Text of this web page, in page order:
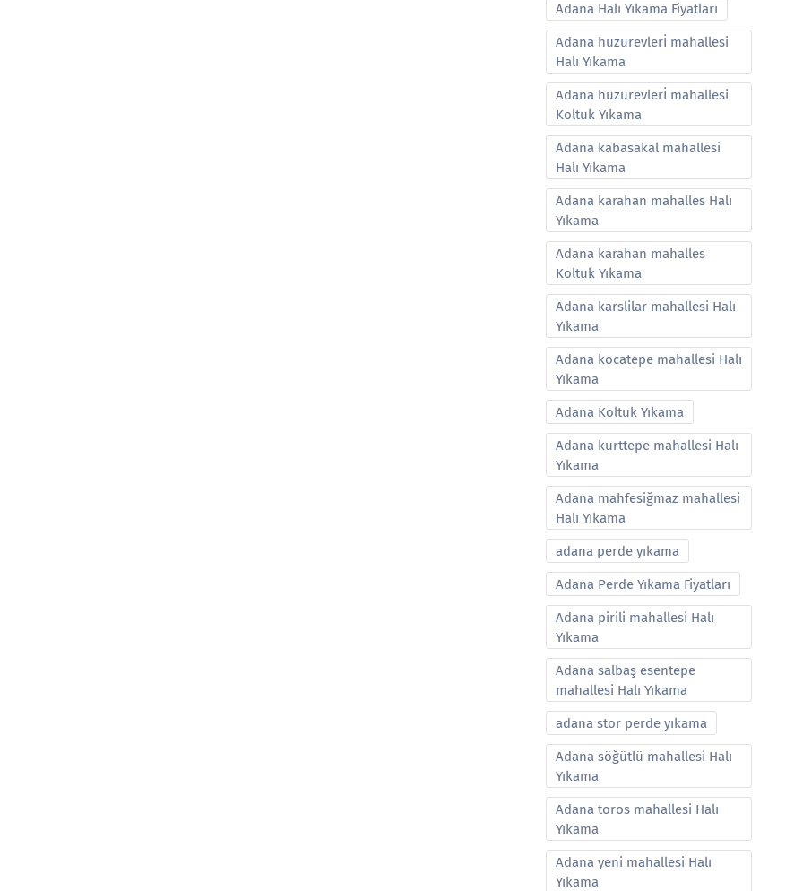
Adana Halı Yıkama Fiyatları
Adana huzurevlerİ mahallesi
Halı Yıkama
Adana huzurevlerİ mahallesi
Koltuk Yıkama
Adana kabasakal mahallesi
Halı Yıkama
Adana karahan mahalles Halı
Yıkama
Adana karahan mahalles
Koltuk Yıkama
Adana karslilar mahallesi Halı
Yıkama
Adana kocatepe mahallesi Halı
Yıkama
Adana Koltuk Yıkama
Adana kurttepe mahallesi Halı
Yıkama
Adana mahfesiğmaz mahallesi
Halı Yıkama
adana perde yıkama
Adana Perde Yıkama Fiyatları
Adana pirili mahallesi Halı
Yıkama
Adana salbaş esentepe
mahallesi Halı Yıkama
adana stor perde yıkama
Adana söğütlü mahallesi Halı
Yıkama
Adana toros mahallesi Halı
Yıkama
Adana yeni mahallesi Halı
Yıkama